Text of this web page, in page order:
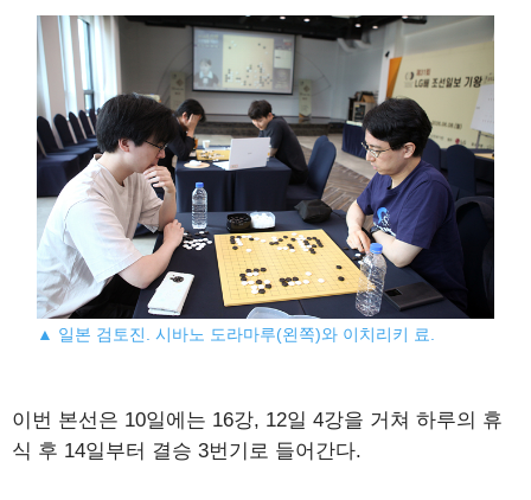
▲ 일본 검토진. 시바노 도라마루(왼쪽)와 이치리키 료.
이번 본선은 10일에는 16강, 12일 4강을 거쳐 하루의 휴
식 후 14일부터 결승 3번기로 들어간다.